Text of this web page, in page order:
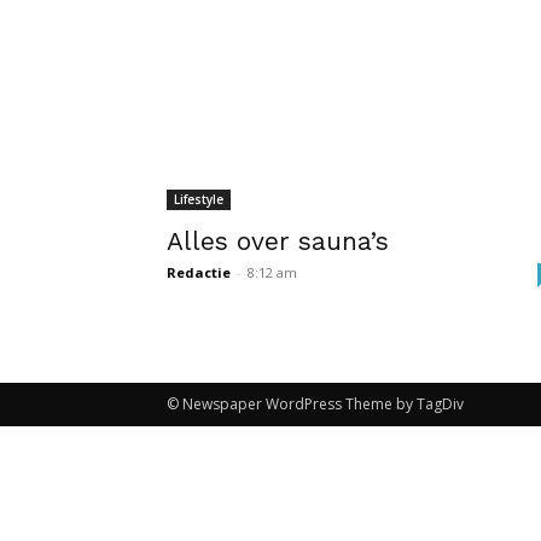
Lifestyle
Alles over sauna’s
Redactie - 8:12 am
© Newspaper WordPress Theme by TagDiv